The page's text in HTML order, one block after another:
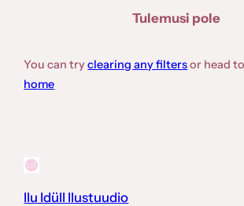
Tulemusi pole
You can tryclearing any filtersor head
home
Ilu Idüll Ilustuudio